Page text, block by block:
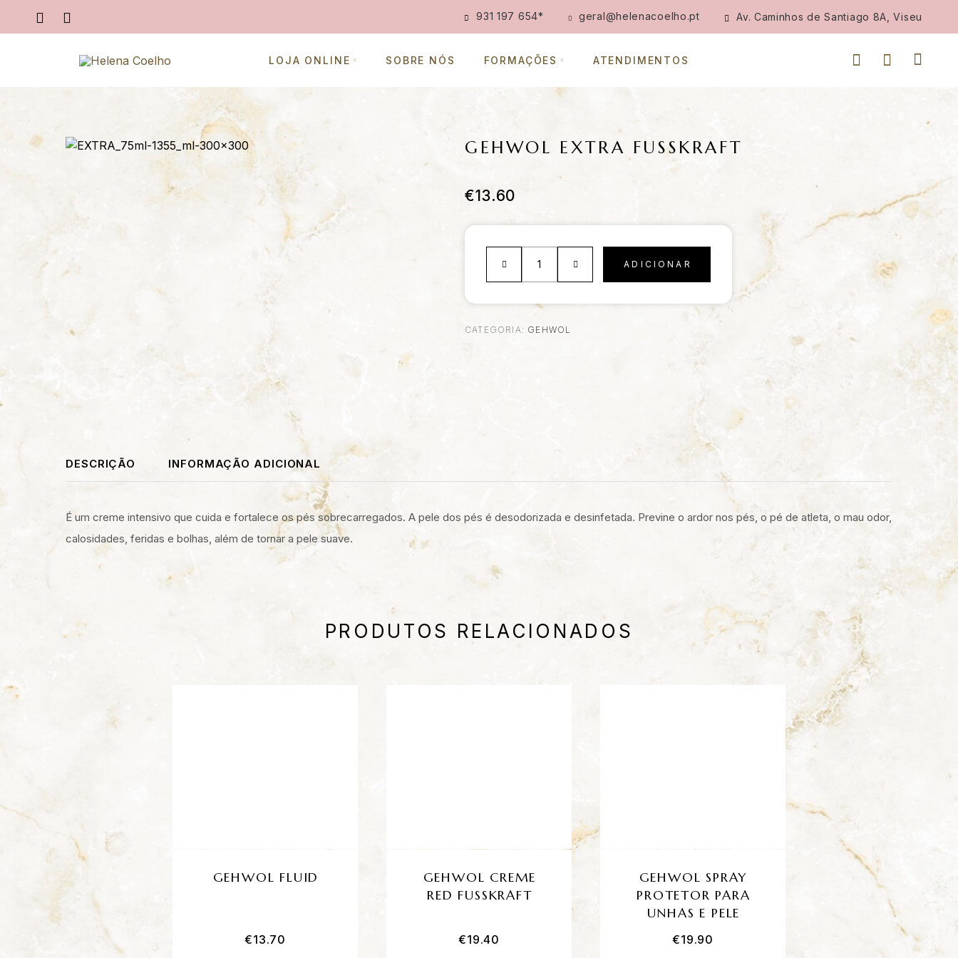
931 197 654* geral@helenacoelho.pt Av. Caminhos de Santiago 8A, Viseu
LOJA ONLINE SOBRE NÓS FORMAÇÕES ATENDIMENTOS
GEHWOL EXTRA FUSSKRAFT
€13.60
ADICIONAR
CATEGORIA: GEHWOL
DESCRIÇÃO INFORMAÇÃO ADICIONAL
É um creme intensivo que cuida e fortalece os pés sobrecarregados. A pele dos pés é desodorizada e desinfetada. Previne o ardor nos pés, o pé de atleta, o mau odor,
calosidades, feridas e bolhas, além de tornar a pele suave.
PRODUTOS RELACIONADOS
GEHWOL FLUID
€13.70
GEHWOL CREME
RED FUSSKRAFT
€19.40
GEHWOL SPRAY
PROTETOR PARA
UNHAS E PELE
€19.90
GEHWOL
18.20